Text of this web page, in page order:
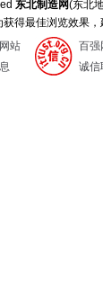
东北制造网(东北
获得最佳浏览效果
站
百强
诚信